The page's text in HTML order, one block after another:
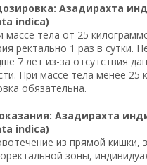
Азадирахта
indica)
массе тела от 25
ректально 1 раз в сутки.
7 лет из-за отсутствия
При массе тела менее 25
обязательна.
Азадирахта
indica)
из прямой кишки,
зоны,